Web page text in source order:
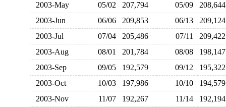
2003-May
05/02 207,794 05/09
2003-Jun
06/06 209,853 06/13
2003-Jul
07/04 205,486 07/11
2003-Aug
08/01 201,784 08/08
2003-Sep
09/05 192,579 09/12
2003-Oct
10/03 197,986 10/10
2003-Nov
11/07 192,267 11/14